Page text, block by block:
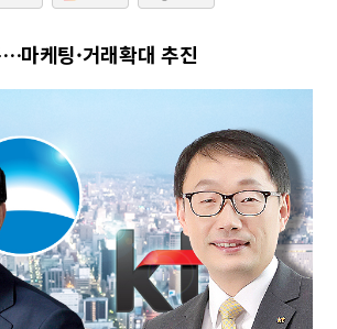
마케팅·거래확대 추진